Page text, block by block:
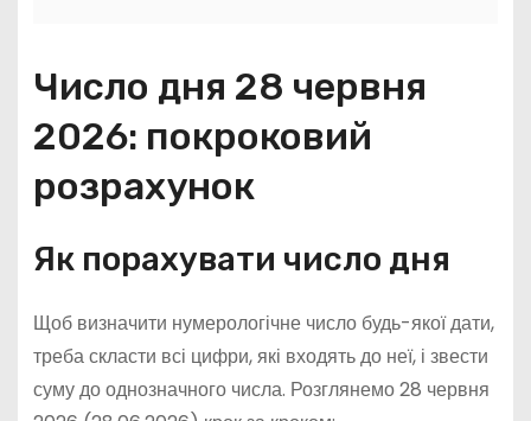
Число дня 28 червня
2026: покроковий
розрахунок
Як порахувати число дня
Щоб визначити нумерологічне число будь-якої дати,
треба скласти всі цифри, які входять до неї, і звести
суму до однозначного числа. Розглянемо 28 червня